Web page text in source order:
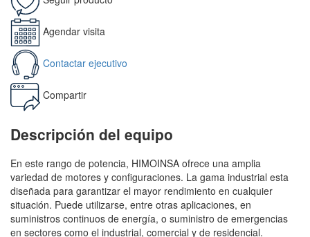
Agendar visita
Contactar ejecutivo
Compartir
Descripción del equipo
En este rango de potencia, HIMOINSA ofrece una amplia
variedad de motores y configuraciones. La gama industrial esta
diseñada para garantizar el mayor rendimiento en cualquier
situación. Puede utilizarse, entre otras aplicaciones, en
suministros continuos de energía, o suministro de emergencias
en sectores como el industrial, comercial y de residencial.